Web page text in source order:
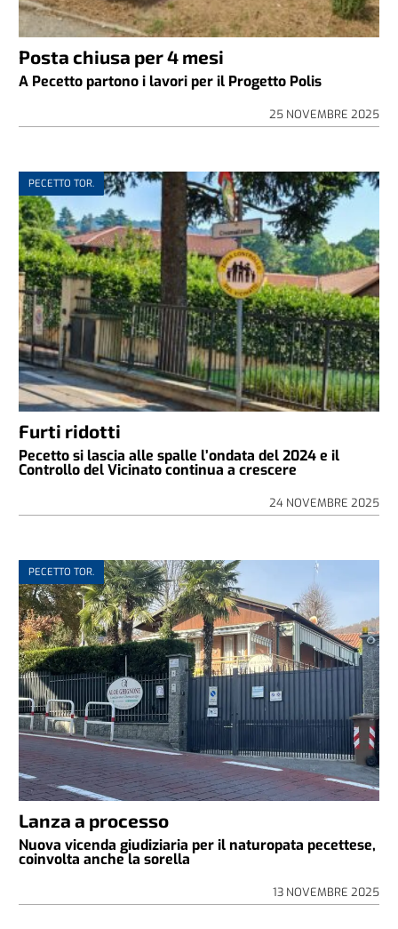
Posta chiusa per 4 mesi
A Pecetto partono i lavori per il Progetto Polis
25 NOVEMBRE 2025
PECETTO TOR.
Furti ridotti
Pecetto si lascia alle spalle l’ondata del 2024 e il
Controllo del Vicinato continua a crescere
24 NOVEMBRE 2025
PECETTO TOR.
Lanza a processo
Nuova vicenda giudiziaria per il naturopata pecettese,
coinvolta anche la sorella
13 NOVEMBRE 2025